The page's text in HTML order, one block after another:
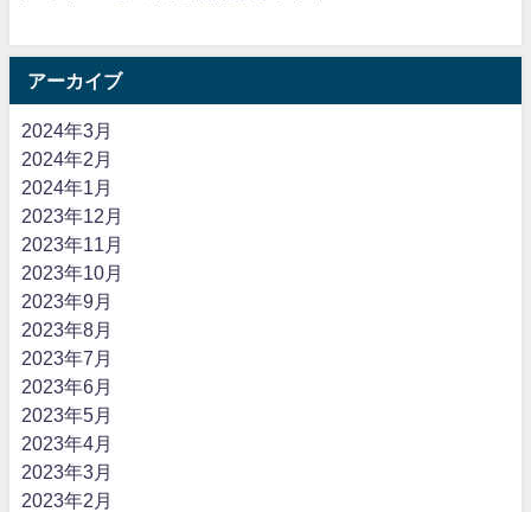
アーカイブ
2024年3月
2024年2月
2024年1月
2023年12月
2023年11月
2023年10月
2023年9月
2023年8月
2023年7月
2023年6月
2023年5月
2023年4月
2023年3月
2023年2月